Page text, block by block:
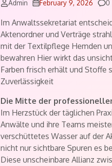
Admin February 9, 2026 0
Im Anwaltssekretariat
Aktenordner und Verträge
mit der Textilpflege Hemden
bewahren Hier wirkt das
Farben frisch erhält und Stoffe
Zuverlässigkeit
Die Mitte der
Im Herzstück der täglichen
Anwälte und ihre Teams
verschüttetes Wasser auf der
nicht nur sichtbare Spuren es
Diese unscheinbare Allianz